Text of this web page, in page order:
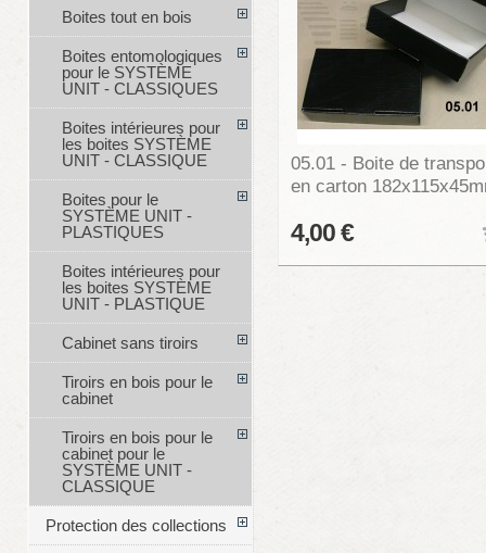
05.01 - Boite de
en carton
4,00 €
Boites tout en bois
Boites entomologiques
pour le SYSTÈME
UNIT - CLASSIQUES
Boites intérieures pour
les boites SYSTÈME
UNIT - CLASSIQUE
Boites pour le
SYSTÈME UNIT -
PLASTIQUES
Boites intérieures pour
les boites SYSTÈME
UNIT - PLASTIQUE
Cabinet sans tiroirs
Tiroirs en bois pour le
cabinet
Tiroirs en bois pour le
cabinet pour le
SYSTÈME UNIT -
CLASSIQUE
Protection des collections